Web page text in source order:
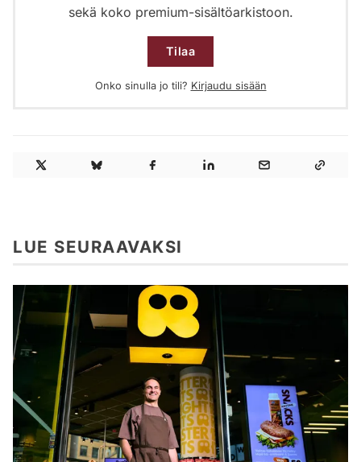
sekä koko premium-sisältöarkistoon.
Tilaa
Onko sinulla jo tili? Kirjaudu sisään
LUE SEURAAVAKSI